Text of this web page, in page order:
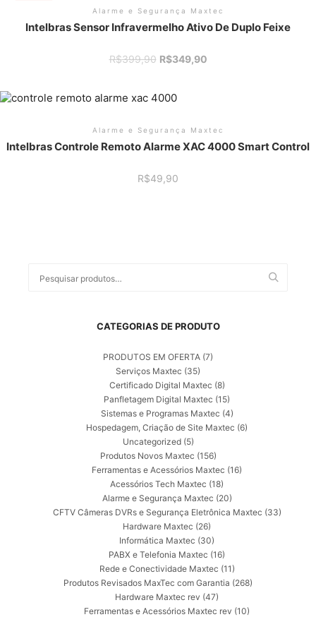
Alarme e Segurança Maxtec
Intelbras Sensor Infravermelho Ativo De Duplo Feixe
R$399,90 O
era:
R$349,90O
Alarme e Segurança Maxtec
Intelbras Controle Remoto Alarme XAC 4000 Smart Control
R$49,90
por:
CATEGORIAS DE PRODUTO
PRODUTOS EM OFERTA (7)
Serviços Maxtec (35)
Certificado Digital Maxtec (8)
Panfletagem Digital Maxtec (15)
Sistemas e Programas Maxtec (4)
Hospedagem, Criação de Site Maxtec (6)
Uncategorized (5)
Produtos Novos Maxtec (156)
Ferramentas e Acessórios Maxtec (16)
Acessórios Tech Maxtec (18)
Alarme e Segurança Maxtec (20)
CFTV Câmeras DVRs e Segurança Eletrônica Maxtec (33)
Hardware Maxtec (26)
Informática Maxtec (30)
PABX e Telefonia Maxtec (16)
Rede e Conectividade Maxtec (11)
Produtos Revisados MaxTec com Garantia (268)
Hardware Maxtec rev (47)
Ferramentas e Acessórios Maxtec rev (10)